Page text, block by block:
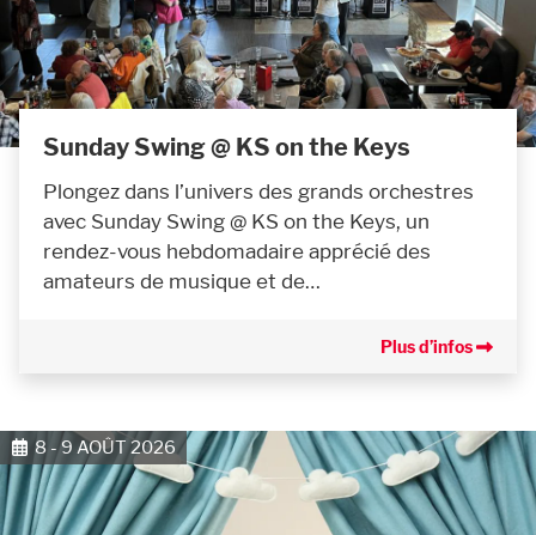
Sunday Swing @ KS on the Keys
Plongez dans l’univers des grands orchestres
avec Sunday Swing @ KS on the Keys, un
rendez-vous hebdomadaire apprécié des
amateurs de musique et de…
Plus d’infos
8 - 9 AOÛT 2026